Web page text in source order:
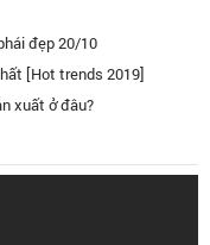
đẹp 20/10
[Hot trends 2019]
xuất ở đâu?